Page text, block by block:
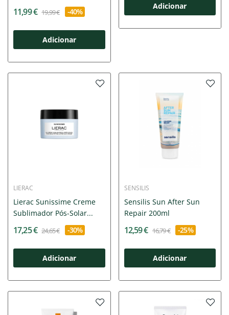
11,99 € 19,99 € -40%
Adicionar
Adicionar
LIERAC
Lierac Sunissime Creme
Sublimador Pós-Solar...
17,25 € 24,65 € -30%
Adicionar
SENSILIS
Sensilis Sun After Sun
Repair 200ml
12,59 € 16,79 € -25%
Adicionar